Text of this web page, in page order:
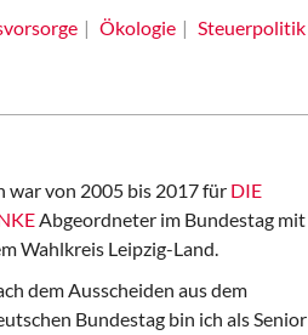
Ökologie Steuerpolitik
war von 2005 bis 2017 für DIE
Abgeordneter im Bundestag mit
Wahlkreis Leipzig-Land.
dem Ausscheiden aus dem
Bundestag bin ich als Senior